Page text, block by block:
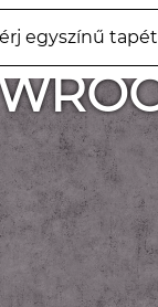
egyszínű